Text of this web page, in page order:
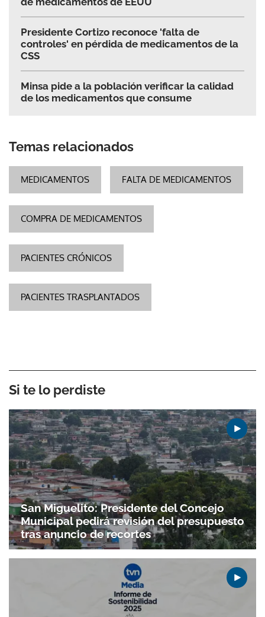
Presidente Cortizo reconoce 'falta de
controles' en pérdida de medicamentos de la
CSS
Minsa pide a la población verificar la calidad
de los medicamentos que consume
Temas relacionados
MEDICAMENTOS FALTA DE MEDICAMENTOS
COMPRA DE MEDICAMENTOS
PACIENTES CRÓNICOS
PACIENTES TRASPLANTADOS
Si te lo perdiste
San Miguelito: Presidente del Concejo
Municipal pedirá revisión del presupuesto
tras anuncio de recortes